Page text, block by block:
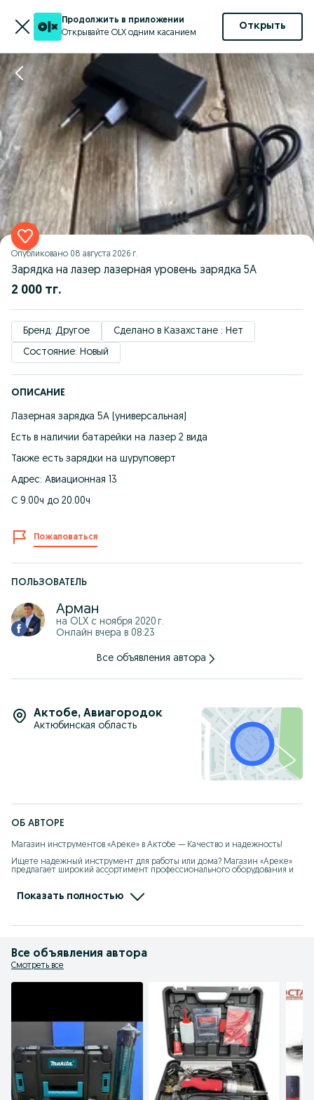
Продолжить в приложении
Открывайте OLX одним касанием
Открыть
Опубликовано 08 августа 2026 г.
Зарядка на лазер лазерная уровень зарядка 5А
2 000 тг.
Бренд: Другое
Сделано в Казахстане : Нет
Состояние: Новый
ОПИСАНИЕ
Лазерная зарядка 5А (универсальная)
Есть в наличии батарейки на лазер 2 вида
Также есть зарядки на шуруповерт
Адрес: Авиационная 13
С 9.00ч до 20.00ч
Пожаловаться
ПОЛЬЗОВАТЕЛЬ
Арман
на OLX с ноября 2020 г.
Онлайн вчера в 08:23
Все объявления автора
Актобе, Авиагородок
Актюбинская область
ОБ АВТОРЕ
Магазин инструментов «Ареке» в Актобе — Качество и надежность!
Ищете надежный инструмент для работы или дома? Магазин «Ареке»
предлагает широкий ассортимент профессионального оборудования и
* Огромный выбор: В наличии электроинструменты, инструменты от
сети, сварочное оборудование, генераторы, бензотехника и многие
официальную гарантию.
* Профессиональная консультация: Поможем подобрать инструмент под
ваши задачи и бюджет.
Показать полностью
Все объявления автора
Смотреть все